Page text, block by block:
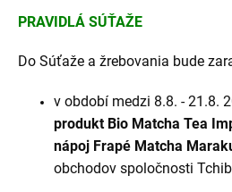
PRAVIDLÁ SÚŤAŽE
Do Súťaže a žrebovania bude
v období medzi 8.8. - 21.8.
produkt Bio Matcha Tea
nápoj Frapé Matcha
obchodov spoločnosti